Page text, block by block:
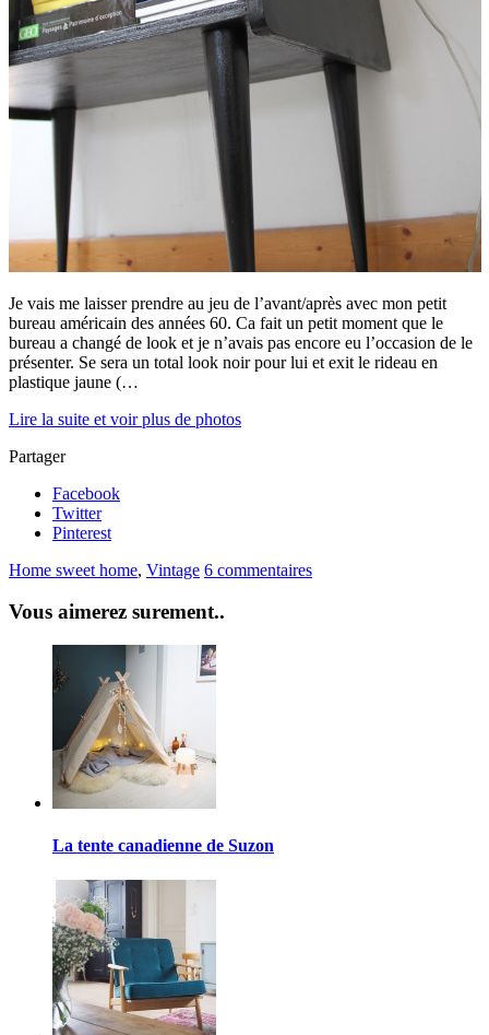
Je vais me laisser prendre au jeu de l’avant/après avec mon petit
bureau américain des années 60. Ca fait un petit moment que le
bureau a changé de look et je n’avais pas encore eu l’occasion de le
présenter. Se sera un total look noir pour lui et exit le rideau en
plastique jaune (…
Lire la suite et voir plus de photos
Partager
Facebook
Twitter
Pinterest
Home sweet home, Vintage 6 commentaires
Vous aimerez surement..
La tente canadienne de Suzon